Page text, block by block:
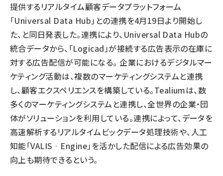
提供するリアルタイム顧客データプラットフォーム
「Universal Data Hub」との連携を4月19日より開始し
た、と同日発表した。連携により、Universal Data Hubの
統合データから、「Logicad」が接続する広告表示の在庫に
対する広告配信が可能になる。 企業におけるデジタルマー
ケティング活動は、複数のマーケティングシステムと連携
し、顧客エクスペリエンスを構築している。Tealiumは、数
多くのマーケティングシステムと連携し、全世界の企業・団
体がソリューションを利用している。連携によって、データを
高速解析するリアルタイムビックデータ処理技術や、人工
知能「VALIS‐Engine」を活かした配信による広告効果の
向上も期待できるという。